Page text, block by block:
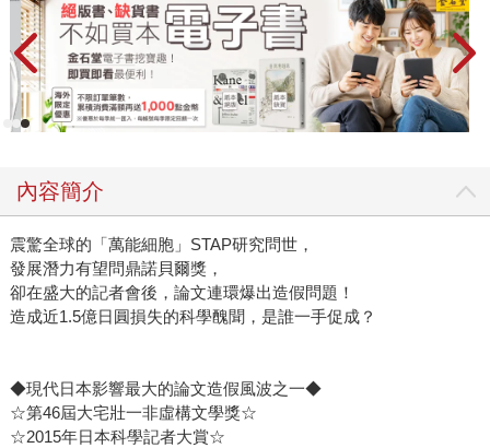
內容簡介
震驚全球的「萬能細胞」STAP研究問世，
發展潛力有望問鼎諾貝爾獎，
卻在盛大的記者會後，論文連環爆出造假問題！
造成近1.5億日圓損失的科學醜聞，是誰一手促成？
◆現代日本影響最大的論文造假風波之一◆
☆第46屆大宅壯一非虛構文學獎☆
☆2015年日本科學記者大賞☆